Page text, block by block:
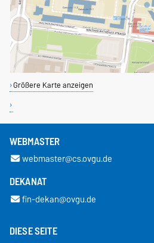
Größere Karte anzeigen
WEBMASTER
webmaster@cs.ovgu.de
DEKANAT
fin-dekan@ovgu.de
DIESE SEITE